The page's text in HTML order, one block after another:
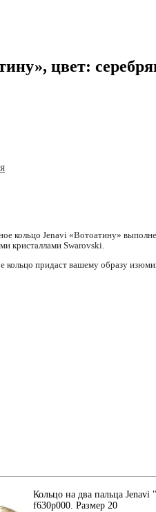
цвет:
кольцо Jenavi «Вотоатину»
кристаллами Swarovski.
кольцо придаст вашему образу
Кольцо на два пальца
f630p000. Размер 20